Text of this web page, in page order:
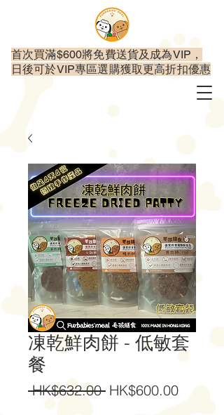
首次買滿$600將免費送貨及成為VIP，
日後可於VIP專區選購獲取更高折扣優惠
凍乾鮮肉餅 - 低敏套
餐
HK$632.00 Regular
HK$600.00Sale